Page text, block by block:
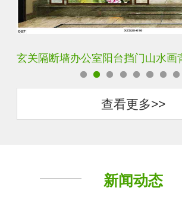
轻奢装饰艺术入户电视玻璃背景墙
查看更多>>
新闻动态